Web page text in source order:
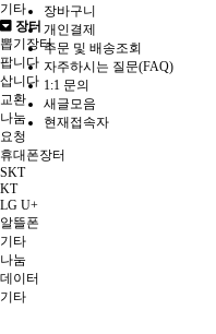
기타
장터
뽑기장터
팝니다
삽니다
교환
나눔
요청
휴대폰장터
SKT
KT
LG U+
알뜰폰
기타
나눔
데이터
기타
장바구니
개인결제
주문 및 배송조회
자주하시는 질문(FAQ)
1:1 문의
새글모음
현재접속자